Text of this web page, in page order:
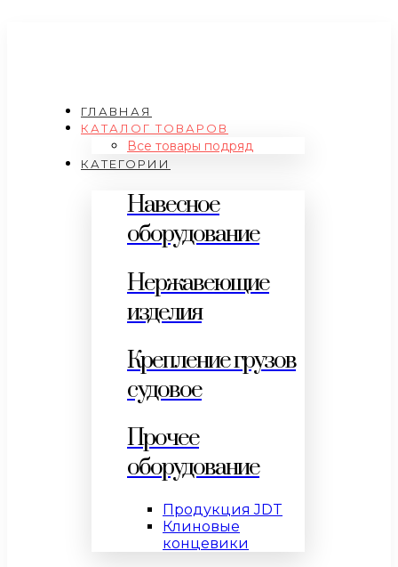
ГЛАВНАЯ
КАТАЛОГ ТОВАРОВ
Все товары подряд
КАТЕГОРИИ
Навесное
оборудование
Нержавеющие
изделия
Крепление грузов
судовое
Прочее
оборудование
Продукция JDT
Клиновые
концевики